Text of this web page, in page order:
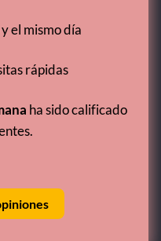
el mismo día
rápidas
ha sido calificado